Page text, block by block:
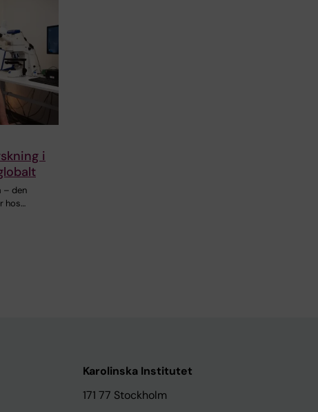
i
– den
hos…
Karolinska Institutet
171 77 Stockholm